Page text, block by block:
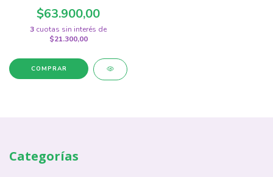
$63.900,00
3 cuotas sin interés de
$21.300,00
Categorías